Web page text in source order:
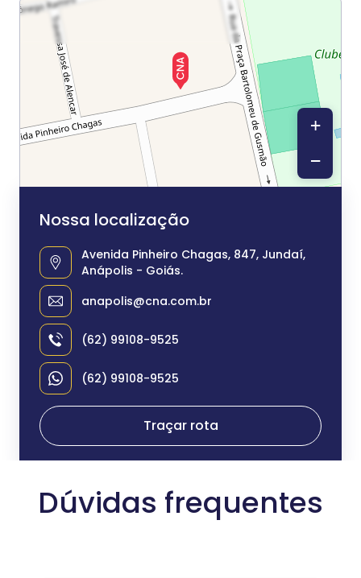
Nossa localização
Avenida Pinheiro Chagas, 847, Jundaí,
Anápolis - Goiás.
anapolis@cna.com.br
(62) 99108-9525
(62) 99108-9525
Traçar rota
+
−
Dúvidas frequentes